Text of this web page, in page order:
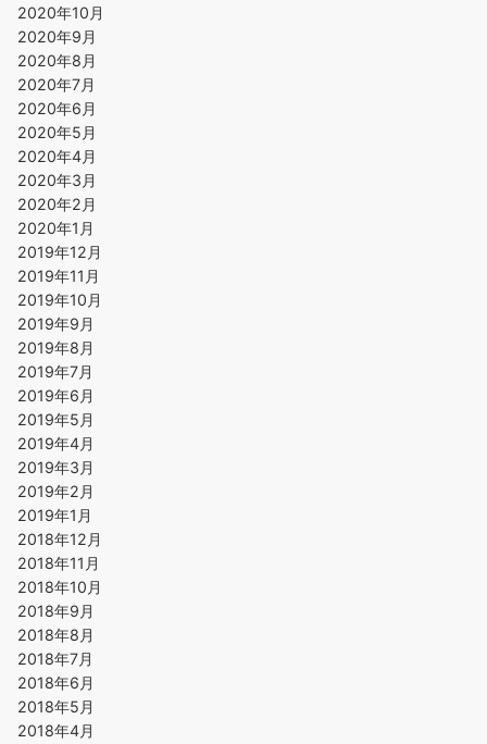
2020年10月
2020年9月
2020年8月
2020年7月
2020年6月
2020年5月
2020年4月
2020年3月
2020年2月
2020年1月
2019年12月
2019年11月
2019年10月
2019年9月
2019年8月
2019年7月
2019年6月
2019年5月
2019年4月
2019年3月
2019年2月
2019年1月
2018年12月
2018年11月
2018年10月
2018年9月
2018年8月
2018年7月
2018年6月
2018年5月
2018年4月